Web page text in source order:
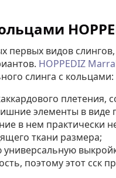
видов
HOPPEDIZ
слинга с кольцами:
плетения,
элементы в
в нем практически
ткани размера;
поэтому этот сск